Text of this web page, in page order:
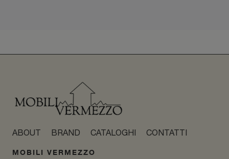
ABOUT BRAND CATALOGHI CONTATTI
MOBILI VERMEZZO